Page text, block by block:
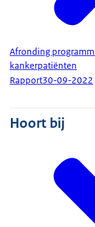
Afronding
kankerpatiënten
Rapport30-09-2022
Hoort bij